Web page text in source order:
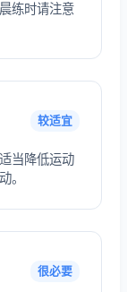
练时请注意
较适宜
当降低运动
。
很必要